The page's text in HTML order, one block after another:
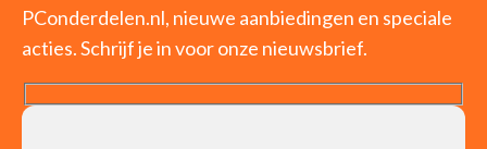
PConderdelen.nl, nieuwe aanbiedingen en speciale
acties. Schrijf je in voor onze nieuwsbrief.